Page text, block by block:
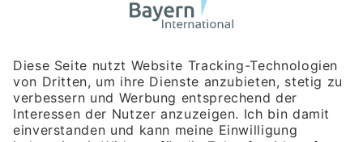
Bayerische Gesellschaft für Internationale
Rosenheimer Str. 143C
81671 München
Tel:+49 180 5949260
(Festnetz 14 ct/min, Mobil max. 42 ct/min)